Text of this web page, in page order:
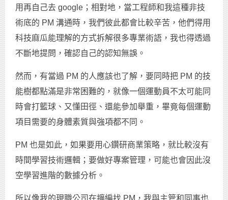
用再自己去 google；相對地，當工程師和我這種非技
術底的 PM 溝通時，我們彼此都會比較辛苦，他們得用
科技麻瓜能理解的方式拆解很多專業術語，我也得透過
不斷地提問，確認自己的認知無誤。
然而，有當過 PM 的人應該也了解，要同時把 PM 的技
能樹都點滿是非常困難的，就像一個運動員不太可能同
時會打籃球、又懂田徑、還能參加舉重，畢竟每個運動
項目需要的身體素質與強項都不同。
PM 也是如此，如果要用心鑽研商業策略，就比較沒有
時間學習技術邏輯；要做好專案管理，可能也會因此沒
空學習進階的數據分析。